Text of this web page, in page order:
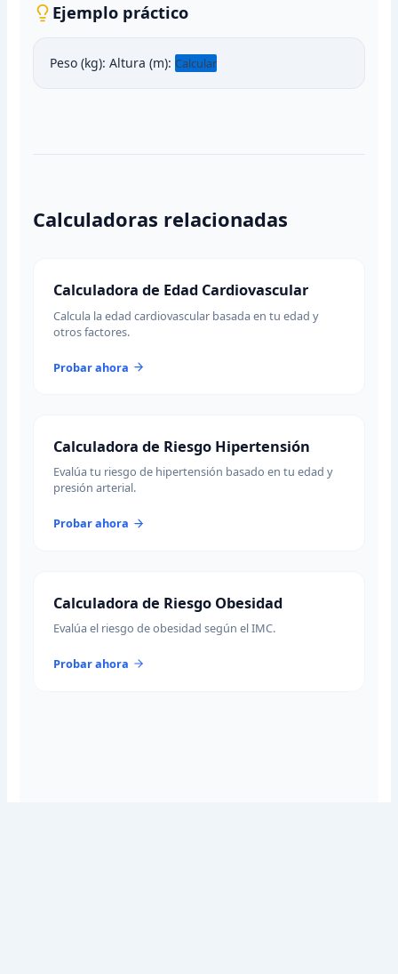
Ejemplo práctico
Peso (kg):Altura (m):Calcular
Calculadoras relacionadas
Calculadora de Edad Cardiovascular
Calcula la edad cardiovascular basada en tu edad y
otros factores.
Probar ahora
Calculadora de Riesgo Hipertensión
Evalúa tu riesgo de hipertensión basado en tu edad y
presión arterial.
Probar ahora
Calculadora de Riesgo Obesidad
Evalúa el riesgo de obesidad según el IMC.
Probar ahora